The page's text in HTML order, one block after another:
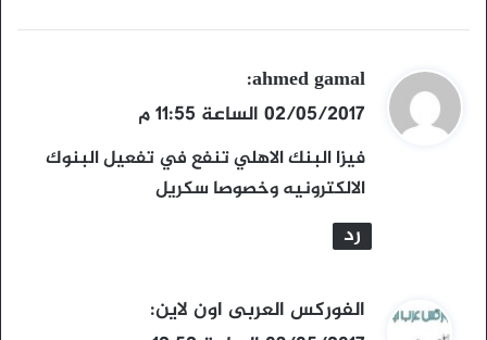
ي
ق
و
ل
ahmed gamal
:
02/05/2017 الساعة 11:55 م
فيزا البنك الاهلي تنفع في تفعيل البنوك
الالكترونيه وخصوصا سكريل
رد
ي
الفوركس العربى اون لاين: